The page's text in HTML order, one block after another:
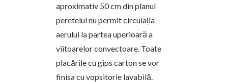
aproximativ 50 cm din planul
peretelul nu permit circulația
aerului la partea uperioară a
viitoarelor convectoare. Toate
placările cu gips carton se vor
finisa cu vopsitorie lavabilă.